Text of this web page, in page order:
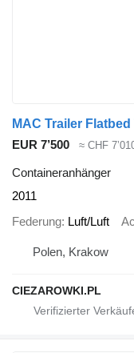
MAC Trailer Flatbed
EUR 7’500
≈ CHF
Containeranhänger
2011
Federung Luft/Luft
Polen, Krakow
CIEZAROWKI.PL